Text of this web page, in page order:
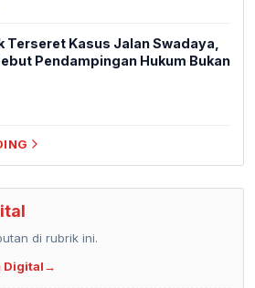
Terseret Kasus Jalan Swadaya,
Pendampingan Hukum Bukan
di rubrik ini.
Digital→